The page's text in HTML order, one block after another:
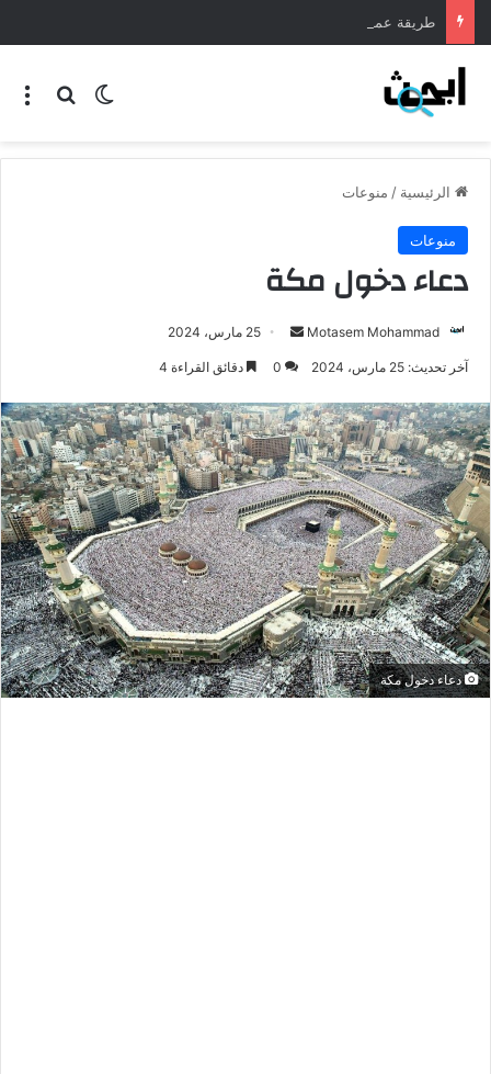
طريقة عمل المنسف الاردني
الرئيسية / منوعات
منوعات
دعاء دخول مكة
Motasem Mohammad 25 مارس، 2024
آخر تحديث: 25 مارس، 2024 0 دقائق القراءة 4
دعاء دخول مكة